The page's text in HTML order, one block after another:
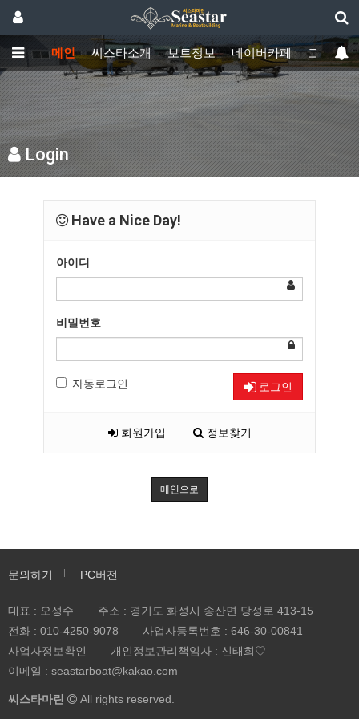
메인 씨스타소개 보트정보 네이버카페 고객센터
Login
Have a Nice Day!
아이디
비밀번호
자동로그인 로그인
회원가입 정보찾기
메인으로
문의하기 PC버전
대표 : 오성수
주소 : 경기도 화성시 송산면 당성로 413-15
전화 : 010-4250-9078 사업자등록번호 : 646-30-00841
사업자정보확인
개인정보관리책임자 : 신태희♡
이메일 : seastarboat@kakao.com
씨스타마린 All rights reserved.